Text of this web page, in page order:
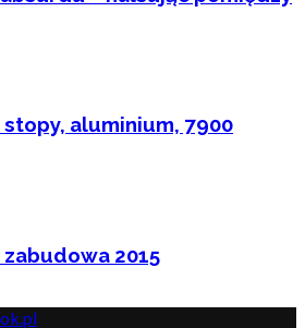
aluminium, 7900
2015